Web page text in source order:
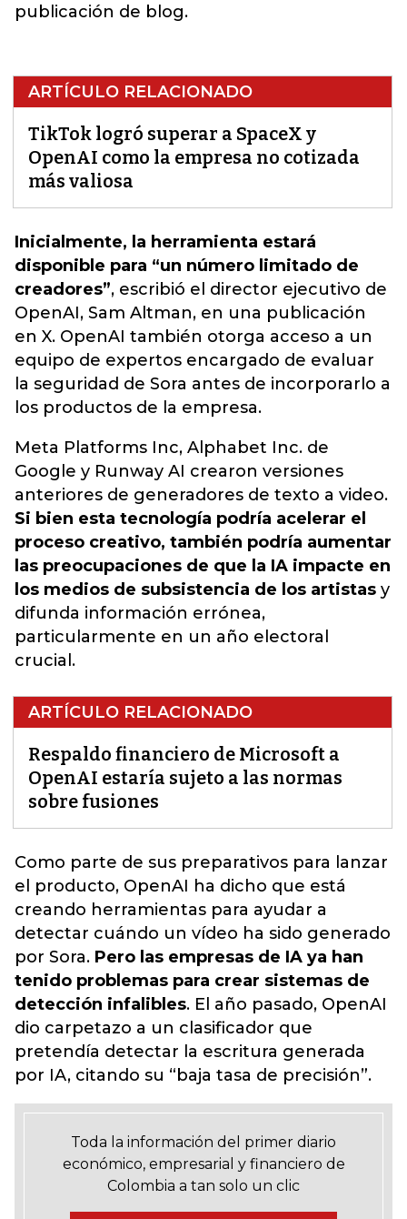
publicación de blog.
ARTÍCULO RELACIONADO
TikTok logró superar a SpaceX y
OpenAI como la empresa no cotizada
más valiosa
Inicialmente, la herramienta estará
disponible para “un número limitado de
creadores”, escribió el director ejecutivo de
OpenAI, Sam Altman, en una publicación
en X. OpenAI también otorga acceso a un
equipo de expertos encargado de evaluar
la seguridad de Sora antes de incorporarlo a
los productos de la empresa.
Meta Platforms Inc, Alphabet Inc. de
Google y Runway AI crearon versiones
anteriores de generadores de texto a video.
Si bien esta tecnología podría acelerar el
proceso creativo, también podría aumentar
las preocupaciones de que la IA impacte en
los medios de subsistencia de los artistas y
difunda información errónea,
particularmente en un año electoral
crucial.
ARTÍCULO RELACIONADO
Respaldo financiero de Microsoft a
OpenAI estaría sujeto a las normas
sobre fusiones
Como parte de sus preparativos para lanzar
el producto, OpenAI ha dicho que está
creando herramientas para ayudar a
detectar cuándo un vídeo ha sido generado
por Sora. Pero las empresas de IA ya han
tenido problemas para crear sistemas de
detección infalibles. El año pasado, OpenAI
dio carpetazo a un clasificador que
pretendía detectar la escritura generada
por IA, citando su “baja tasa de precisión”.
Toda la información del primer diario
económico, empresarial y financiero de
Colombia a tan solo un clic